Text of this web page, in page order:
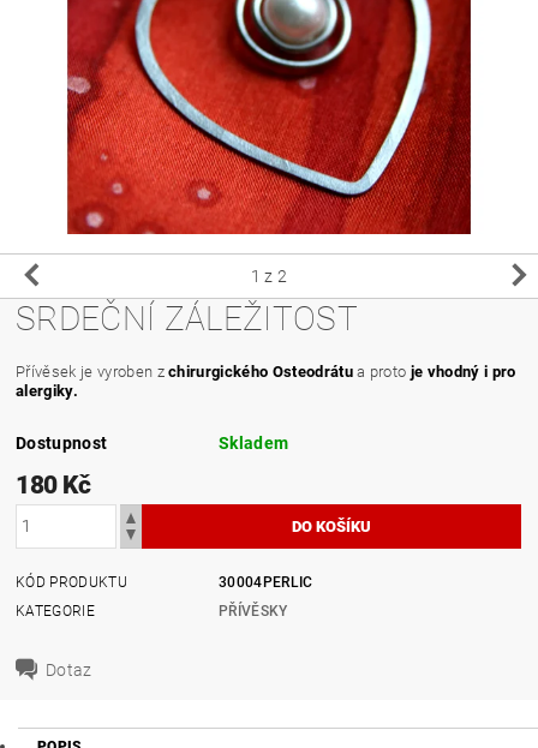
1 z 2
SRDEČNÍ ZÁLEŽITOST
Přívěsek je vyroben zchirurgického Osteodrátua proto je vhodný i pro
alergiky.
Dostupnost Skladem
180 Kč
KÓD PRODUKTU
30004PERLIC
KATEGORIE
PŘÍVĚSKY
Dotaz